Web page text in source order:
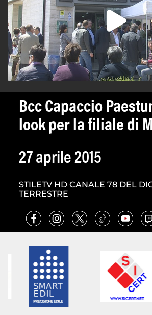
Bcc Capaccio
look per la filiale di
27 aprile 2015
STILETV HD CANALE 78 DEL
TERRESTRE